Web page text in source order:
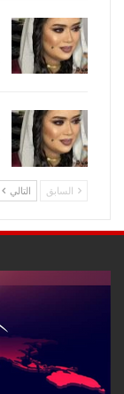
السابق التالي